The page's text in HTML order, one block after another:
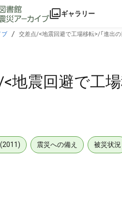
ギャラリー
ブ 交差点/<地震回避で工場移転>/「進出
地震回避で工
震災への備え 被災状況